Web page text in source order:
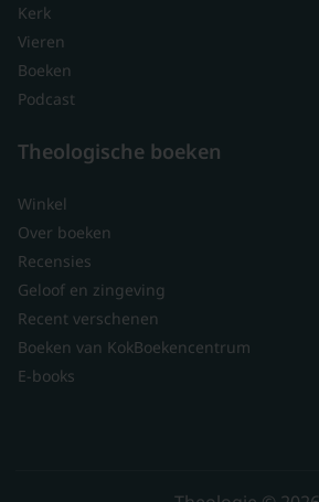
Kerk
Vieren
Boeken
Podcast
Theologische boeken
Winkel
Over boeken
Recensies
Geloof en zingeving
Recent verschenen
Boeken van KokBoekencentrum
E-books